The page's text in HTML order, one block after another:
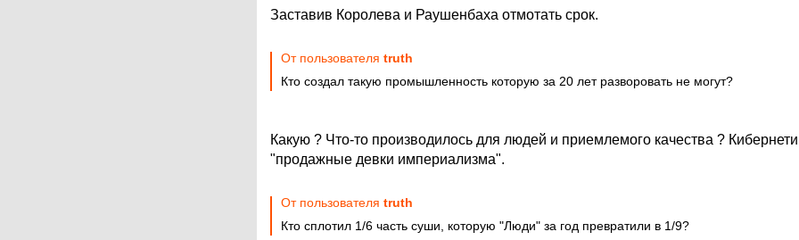
Заставив Королева и Раушенбаха отмотать срок.
От пользователя truth
Кто создал такую промышленность которую за 20 лет разворовать не могут?
Какую ? Что-то производилось для людей и приемлемого качества ?
"продажные девки империализма".
От пользователя truth
Кто сплотил 1/6 часть суши, которую "Люди" за год превратили в 1/9?